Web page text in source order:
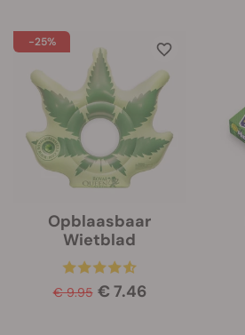
-25%
Opblaasbaar
Wietblad
€ 9.95 € 7.46